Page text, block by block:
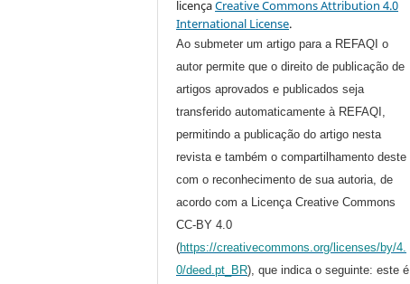
licençaCreative Commons Attribution 4.0
International License.
Ao submeter um artigo para a REFAQI o
autor permite que o direito de publicação de
artigos aprovados e publicados seja
transferido automaticamente à REFAQI,
permitindo a publicação do artigo nesta
revista e também o compartilhamento deste
com o reconhecimento de sua autoria, de
acordo com a Licença Creative Commons
CC-BY 4.0
(https://creativecommons.org/licenses/by/4.
0/deed.pt_BR), que indica o seguinte: este é